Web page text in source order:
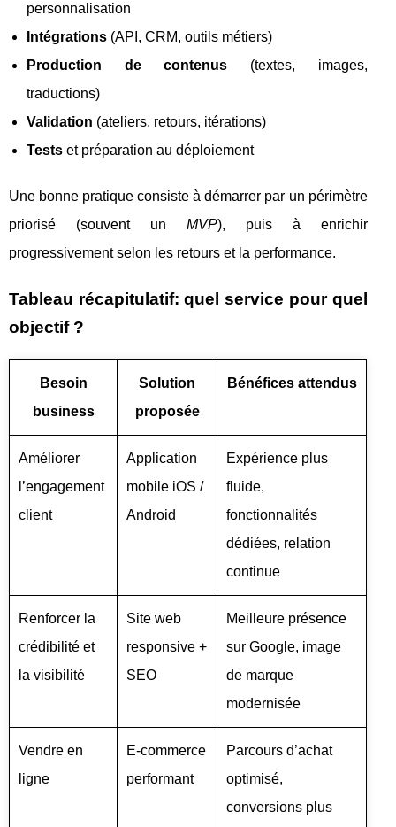
personnalisation
Intégrations (API, CRM, outils métiers)
Production de contenus (textes, images,
traductions)
Validation (ateliers, retours, itérations)
Tests et préparation au déploiement
Une bonne pratique consiste à démarrer par un périmètre
priorisé (souvent un MVP), puis à enrichir
progressivement selon les retours et la performance.
Tableau récapitulatif: quel service pour quel
objectif ?
Besoin
business
Solution
proposée
Bénéfices attendus
Améliorer
l’engagement
client
Application
mobile iOS /
Android
Expérience plus
fluide,
fonctionnalités
dédiées, relation
continue
Renforcer la
crédibilité et
la visibilité
Site web
responsive +
SEO
Meilleure présence
sur Google, image
de marque
modernisée
Vendre en
ligne
E-commerce
performant
Parcours d’achat
optimisé,
conversions plus